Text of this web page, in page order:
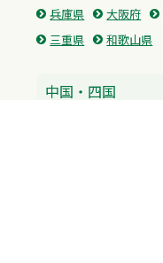
兵庫県 大阪府
三重県
和歌山県
中国・四国